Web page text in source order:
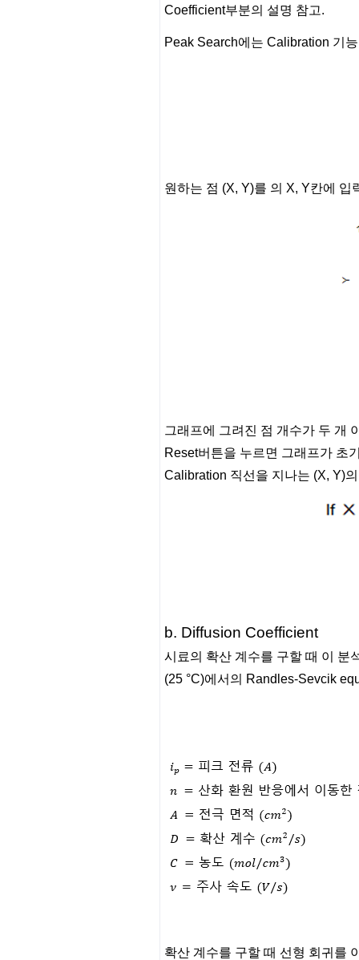
Coefficient부분의 설명 참고.
Peak Search에는 Calibration 기
원하는 점 (X, Y)를 의 X, Y칸에 입
그래프에 그려진 점 개수가 두 개
Reset버튼을 누르면 그래프가 초
Calibration 직선을 지나는 (X, Y)
b. Diffusion Coefficient
시료의 확산 계수를 구할 때 이 분
(25 °C)에서의 Randles-Sevcik
확산 계수를 구할 때 선형 회귀를